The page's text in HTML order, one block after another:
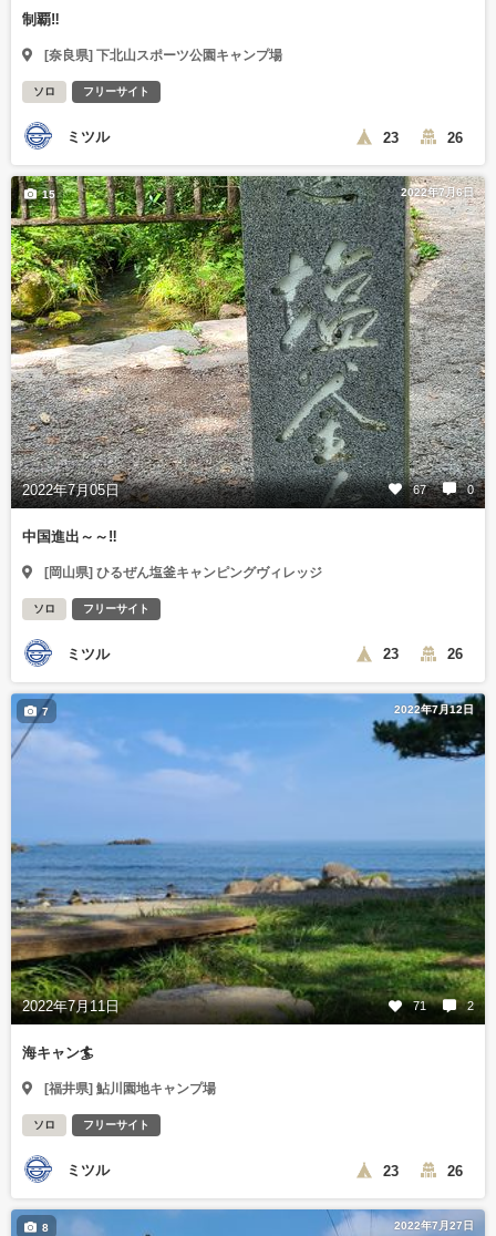
制覇‼️
[奈良県] 下北山スポーツ公園キャンプ場
ソロ フリーサイト
ミツル 23 26
2022年7月6日
2022年7月05日 67 0
15
中国進出～～‼️
[岡山県] ひるぜん塩釜キャンピングヴィレッジ
ソロ フリーサイト
ミツル 23 26
2022年7月12日
2022年7月11日 71 2
7
海キャン🏄
[福井県] 鮎川園地キャンプ場
ソロ フリーサイト
ミツル 23 26
2022年7月27日
8